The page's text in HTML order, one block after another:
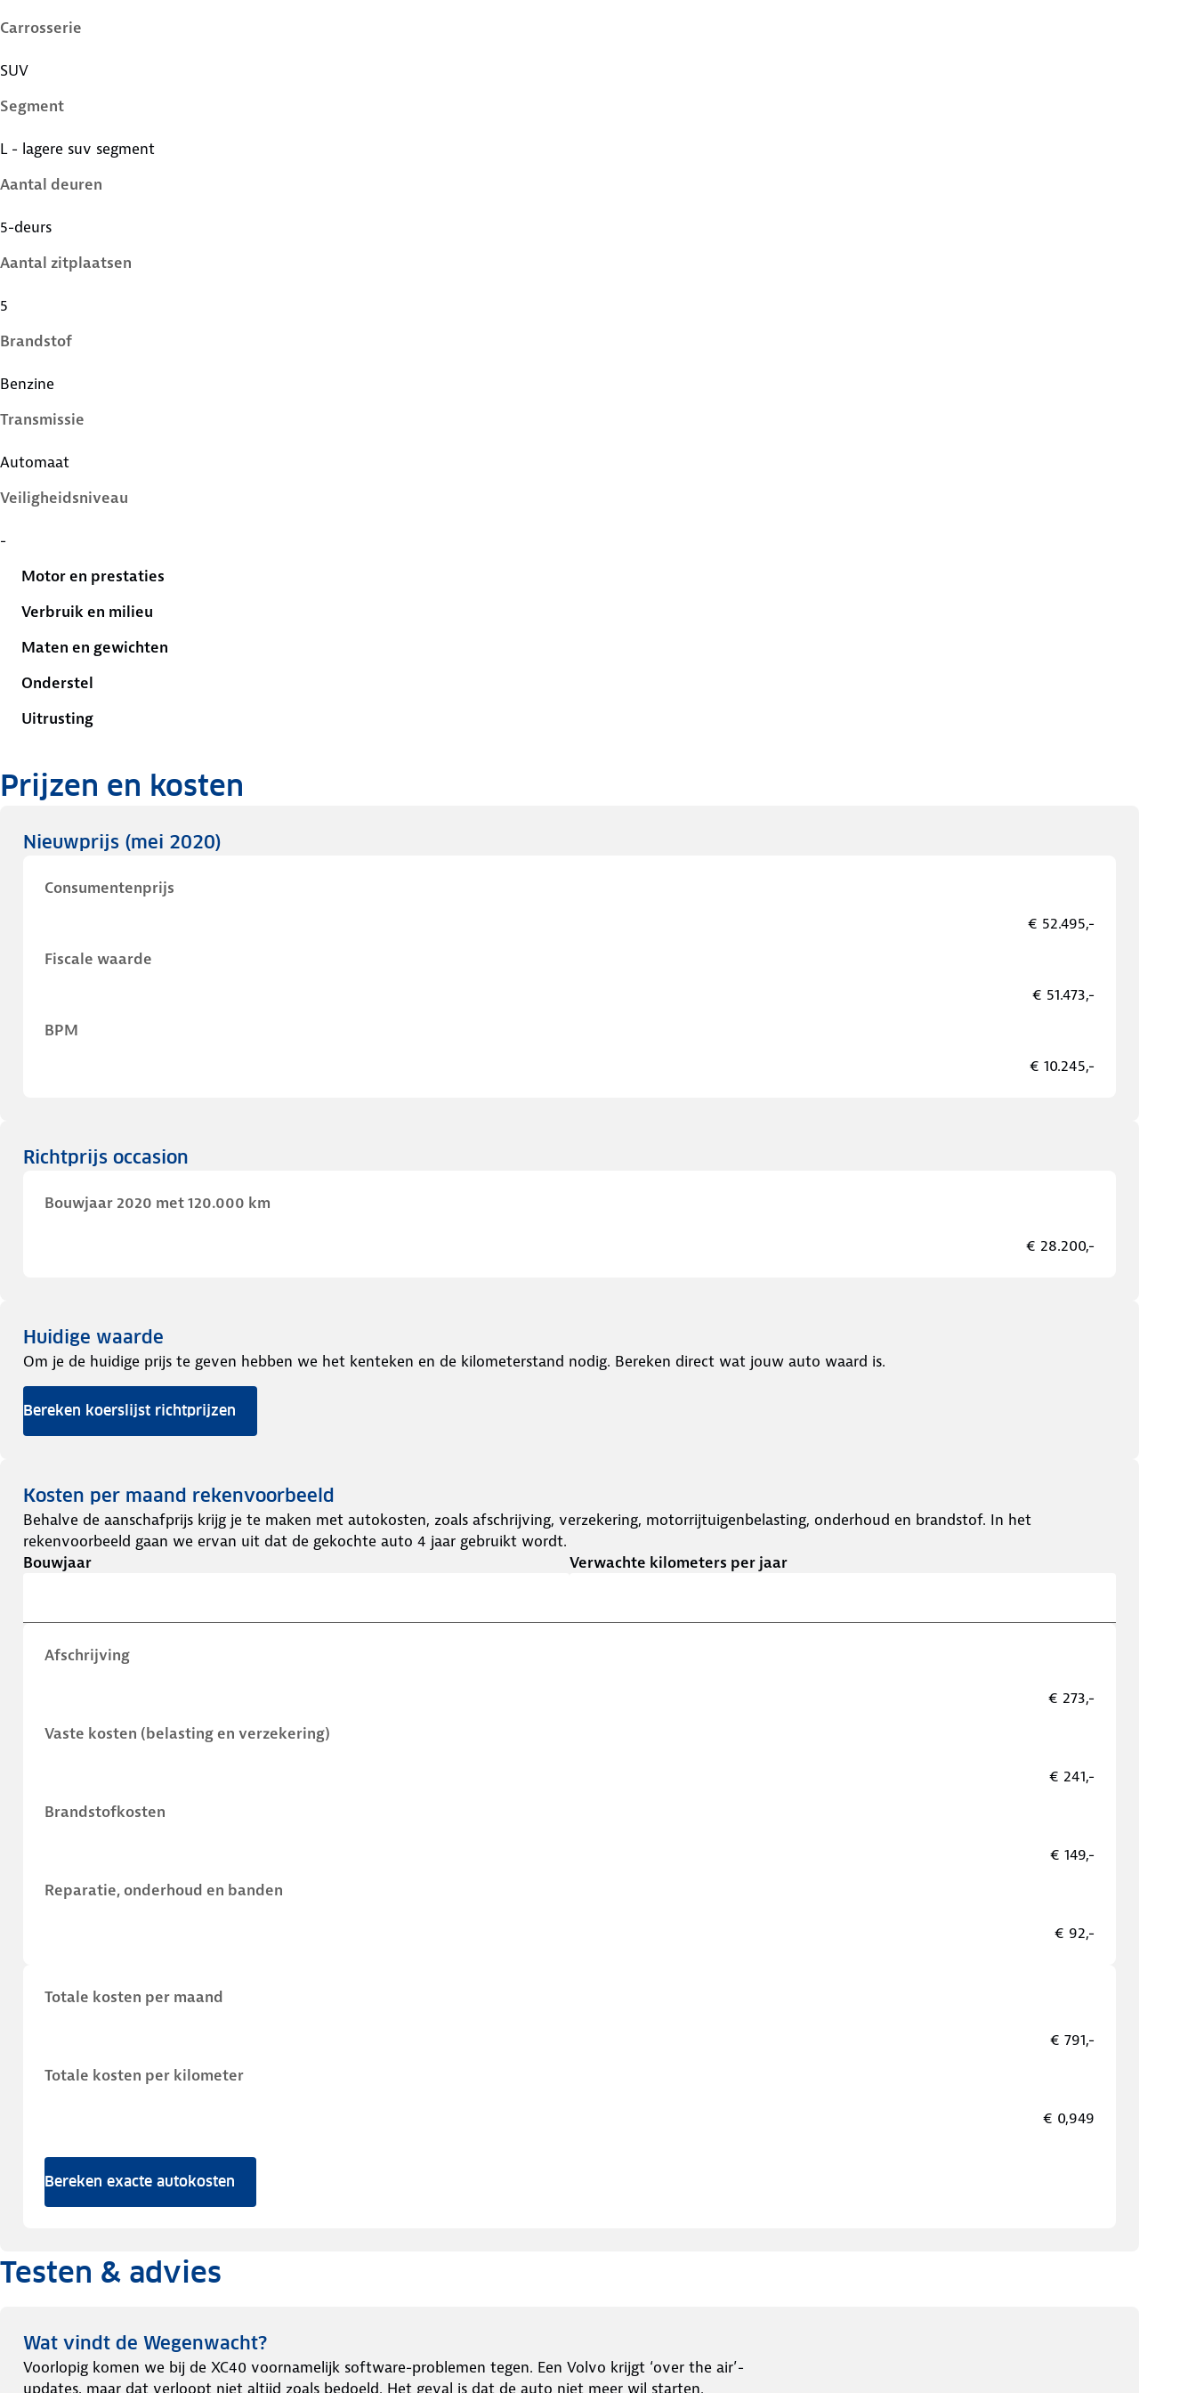
Carrosserie
SUV
Segment
L - lagere suv segment
Aantal deuren
5-deurs
Aantal zitplaatsen
5
Brandstof
Benzine
Transmissie
Automaat
Veiligheidsniveau
-
Motor en prestaties
Verbruik en milieu
Maten en gewichten
Onderstel
Uitrusting
Prijzen en kosten
Nieuwprijs (mei 2020)
Consumentenprijs
€ 52.495,-
Fiscale waarde
€ 51.473,-
BPM
€ 10.245,-
Richtprijs occasion
Bouwjaar 2020 met 120.000 km
€ 28.200,-
Huidige waarde
Om je de huidige prijs te geven hebben we het kenteken en de kilometerstand nodig. Bereken direct wat jouw auto waard is.
Bereken koerslijst richtprijzen
Kosten per maand rekenvoorbeeld
Behalve de aanschafprijs krijg je te maken met autokosten, zoals afschrijving, verzekering, motorrijtuigenbelasting, onderhoud en brandstof. In het
rekenvoorbeeld gaan we ervan uit dat de gekochte auto 4 jaar gebruikt wordt.
Bouwjaar
Verwachte kilometers per jaar
Afschrijving
€ 273,-
Vaste kosten (belasting en verzekering)
€ 241,-
Brandstofkosten
€ 149,-
Reparatie, onderhoud en banden
€ 92,-
Totale kosten per maand
€ 791,-
Totale kosten per kilometer
€ 0,949
Bereken exacte autokosten
Testen & advies
Wat vindt de Wegenwacht?
Voorlopig komen we bij de XC40 voornamelijk software-problemen tegen. Een Volvo krijgt ‘over the air’-
updates, maar dat verloopt niet altijd zoals bedoeld. Het geval is dat de auto niet meer wil starten.